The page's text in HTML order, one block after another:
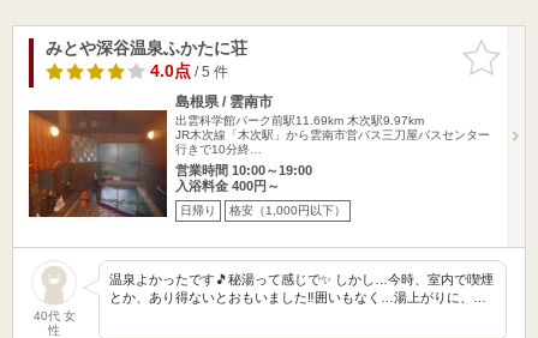
お気に入
りに追加
みとや深谷温泉ふかたに荘
4.0点/ 5 件
島根県 / 雲南市
出雲科学館パーク前駅11.69km 木次駅9.97km
JR木次線「木次駅」から雲南市営バス三刀屋バスセンター
行きで10分終…
営業時間 10:00～19:00
入浴料金 400円～
日帰り 格安（1,000円以下）
40代 女
性
温泉よかったです🎵秘湯って感じで✨ しかし…今時、室内で喫煙
とか、あり得ないとおもいました‼️囲いもなく…湯上がりに、…